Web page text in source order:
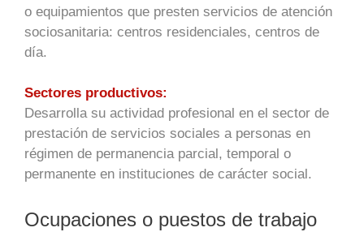
o equipamientos que presten servicios de atención
sociosanitaria: centros residenciales, centros de
día.
Sectores productivos:
Desarrolla su actividad profesional en el sector de
prestación de servicios sociales a personas en
régimen de permanencia parcial, temporal o
permanente en instituciones de carácter social.
Ocupaciones o puestos de trabajo